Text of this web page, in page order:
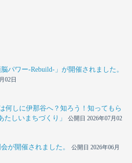
パワー-Rebuild-」が開催されました。
02日
何しに伊那谷へ？知ろう！知ってもら
たしいまちづくり」
公開日 2026年07月02
が開催されました。
公開日 2026年06月